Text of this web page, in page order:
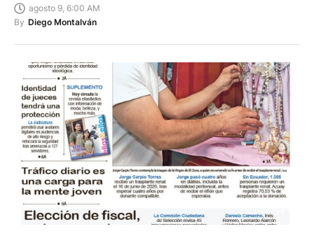
agosto 9, 6:00 AM
By Diego Montalván